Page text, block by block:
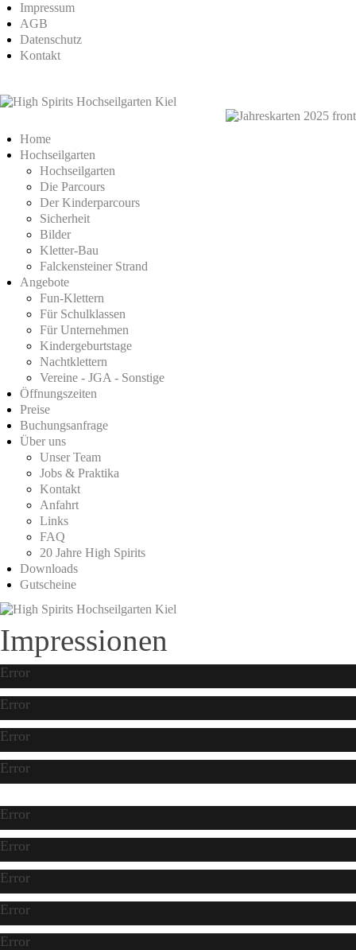
Impressum
AGB
Datenschutz
Kontakt
Home
Hochseilgarten
Hochseilgarten
Die Parcours
Der Kinderparcours
Sicherheit
Bilder
Kletter-Bau
Falckensteiner Strand
Angebote
Fun-Klettern
Für Schulklassen
Für Unternehmen
Kindergeburtstage
Nachtklettern
Vereine - JGA - Sonstige
Öffnungszeiten
Preise
Buchungsanfrage
Über uns
Unser Team
Jobs & Praktika
Kontakt
Anfahrt
Links
FAQ
20 Jahre High Spirits
Downloads
Gutscheine
Impressionen
Error
Error
Error
Error
Error
Error
Error
Error
Error